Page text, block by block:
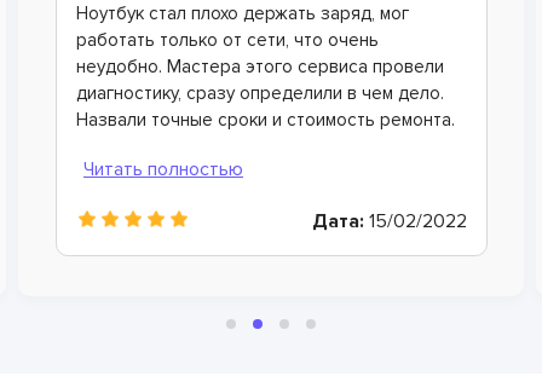
Постоянно ломался ноутбук, я уже с десяток
мастеров сменила. Попались контакты этого
сервиса и я решила обратиться. Здесь все
сделали на совесть, никакие поломки больше
не беспокоят. Рекомендую ASC Сервис всем,
Дата: 11/09/2022